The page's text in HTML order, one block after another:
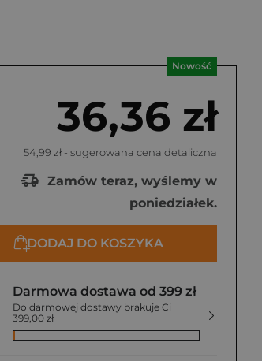
Nowość
36,36 zł
54,99 zł - sugerowana cena detaliczna
Zamów teraz, wyślemy w
poniedziałek.
DODAJ DO KOSZYKA
Darmowa dostawa od 399 zł
Do darmowej dostawy brakuje Ci
399,00 zł